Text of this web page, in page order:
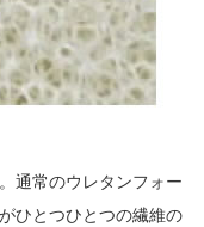
通常のウレタンフォー
ひとつひとつの繊維の